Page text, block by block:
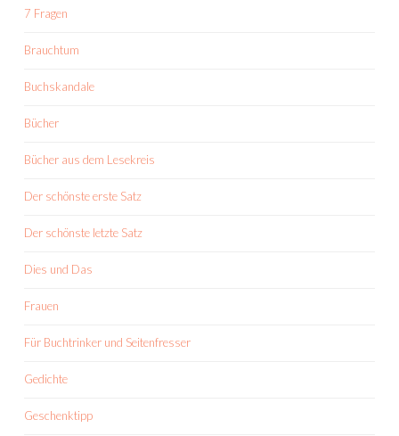
7 Fragen
Brauchtum
Buchskandale
Bücher
Bücher aus dem Lesekreis
Der schönste erste Satz
Der schönste letzte Satz
Dies und Das
Frauen
Für Buchtrinker und Seitenfresser
Gedichte
Geschenktipp